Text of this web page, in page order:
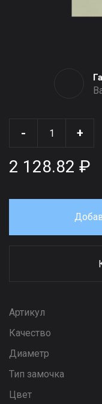
- +
2 128.82 ₽
Артикул
Качество
Диаметр
Тип замочка
Цвет